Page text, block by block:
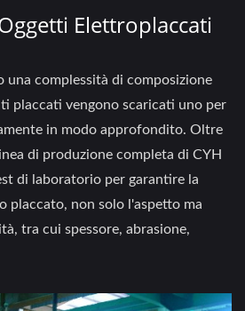
Elettroplaccati
una complessità di composizione
placcati vengono scaricati uno per
in modo approfondito. Oltre
di produzione completa di CYH
di laboratorio per garantire la
placcato, non solo l'aspetto ma
tra cui spessore, abrasione,